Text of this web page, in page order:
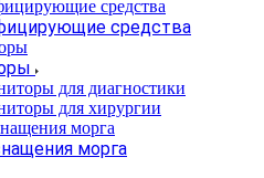
средства
для диагностики
для хирургии
морга